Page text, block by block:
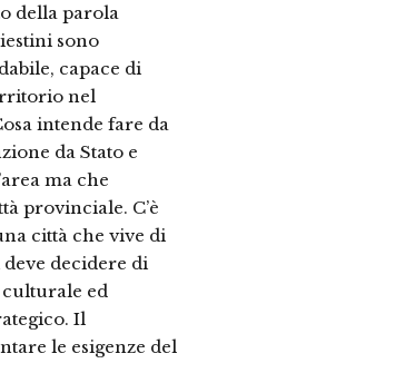
della parola
sono
capace di
nel
intende fare da
da Stato e
ma che
provinciale. C’è
città che vive di
decidere di
ed
Il
le esigenze del